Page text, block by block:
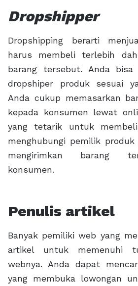
Dropshipper
Dropshipping berarti
harus membeli terlebih
barang tersebut. Anda bisa
dropshiper produk sesuai
Anda cukup memasarkan
kepada konsumen lewat
yang tetarik untuk
menghubungi pemilik
mengirimkan barang
konsumen.
Penulis artikel
Banyak pemiliki web yang
artikel untuk memenuhi
webnya. Anda dapat
yang membuka lowongan